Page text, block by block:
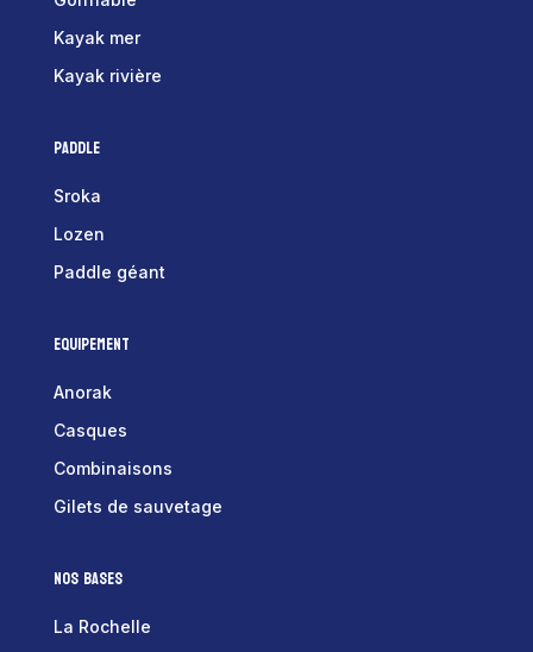
Kayak mer
Kayak rivière
Paddle
Sroka
Lozen
Paddle géant
Equipement
Anorak
Casques
Combinaisons
Gilets de sauvetage
Nos bases
La Rochelle